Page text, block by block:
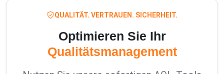
QUALITÄT. VERTRAUEN. SICHERHEIT.
Optimieren Sie Ihr
Qualitätsmanagement